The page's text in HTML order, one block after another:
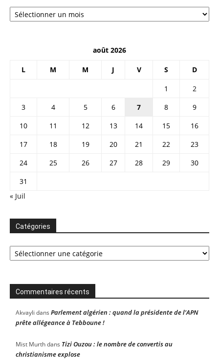
Archives
août 2026
L M M J V S D
1
2
3
4 5 6 7 8
9
10
11 12 13 14 15
16
17
18 19 20 21 22
23
24
25 26 27 28 29
30
31
« Juil
Catégories
Catégories
Commentaires récents
Akvayli dans Parlement algérien : quand la présidente de l’APN
prête allégeance à Tebboune !
Mist Murthdans Tizi Ouzou : le nombre de convertis au
christianisme explose